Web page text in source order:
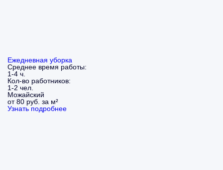
Ежедневная уборка
Среднее время работы:
1-4 ч.
Кол-во работников:
1-2 чел.
Можайский
от 80 руб. за м²
Узнать подробнее